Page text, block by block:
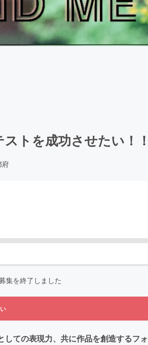
トを成功させたい！！
府
集を終了しました
ての表現力、共に作品を創造するフ